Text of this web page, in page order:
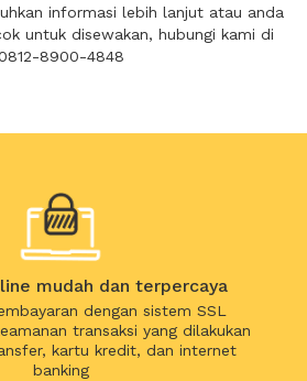
informasi lebih lanjut atau anda
untuk disewakan, hubungi kami di
8900-4848
mudah dan terpercaya
dengan sistem SSL
transaksi yang dilakukan
kartu kredit, dan internet
banking